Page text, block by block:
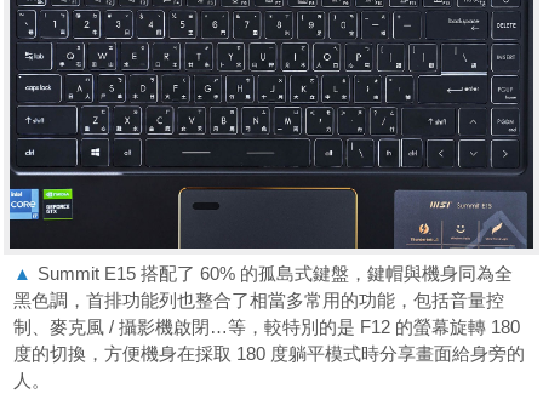
▲ Summit E15 搭配了 60% 的孤島式鍵盤，鍵帽與機身同為全
黑色調，首排功能列也整合了相當多常用的功能，包括音量控
制、麥克風 / 攝影機啟閉…等，較特別的是 F12 的螢幕旋轉 180
度的切換，方便機身在採取 180 度躺平模式時分享畫面給身旁的
人。